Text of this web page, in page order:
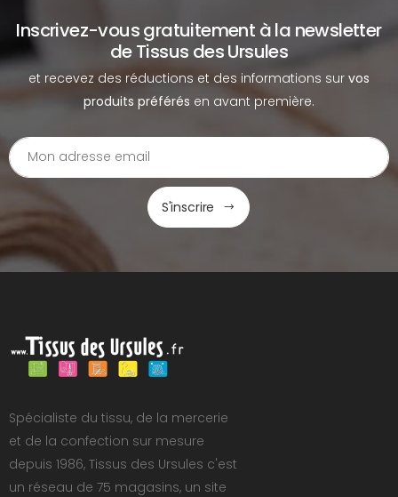
Inscrivez-vous gratuitement à la newsletter
de Tissus des Ursules
et recevez des réductions et des informations sur vos
produits préférés en avant première.
S'inscrire
Spécialiste du tissu, de la mercerie
et de la confection sur mesure
depuis 1986, Tissus des Ursules c'est
un réseau de 75 magasins, un site